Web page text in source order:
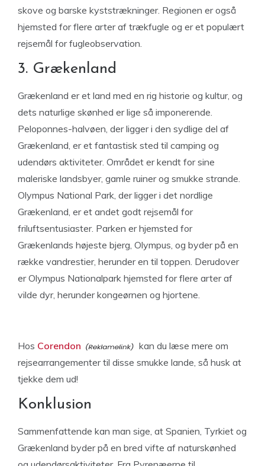
skove og barske kyststrækninger. Regionen er også
hjemsted for flere arter af trækfugle og er et populært
rejsemål for fugleobservation.
3. Grækenland
Grækenland er et land med en rig historie og kultur, og
dets naturlige skønhed er lige så imponerende.
Peloponnes-halvøen, der ligger i den sydlige del af
Grækenland, er et fantastisk sted til camping og
udendørs aktiviteter. Området er kendt for sine
maleriske landsbyer, gamle ruiner og smukke strande.
Olympus National Park, der ligger i det nordlige
Grækenland, er et andet godt rejsemål for
friluftsentusiaster. Parken er hjemsted for
Grækenlands højeste bjerg, Olympus, og byder på en
række vandrestier, herunder en til toppen. Derudover
er Olympus Nationalpark hjemsted for flere arter af
vilde dyr, herunder kongeørnen og hjortene.
Hos Corendon
kan du læse mere om
rejsearrangementer til disse smukke lande, så husk at
tjekke dem ud!
Konklusion
Sammenfattende kan man sige, at Spanien, Tyrkiet og
Grækenland byder på en bred vifte af naturskønhed